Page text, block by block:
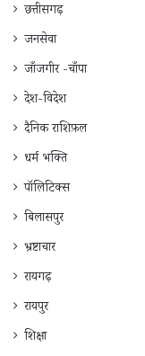
छत्तीसगढ़
जनसेवा
जाँजगीर -चाँपा
देश-विदेश
दैनिक राशिफ़ल
धर्म भक्ति
पॉलिटिक्स
बिलासपुर
भ्रष्टाचार
रायगढ़
रायपुर
शिक्षा